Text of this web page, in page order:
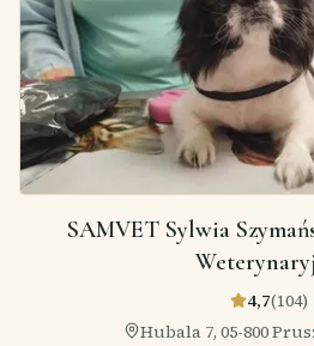
SAMVET Sylwia
4,7(104)
Hubala 7, 05-800